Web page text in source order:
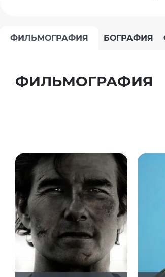
ФИЛЬМОГРАФИЯ БОГРАФИЯ
ФИЛЬМОГРАФИЯ